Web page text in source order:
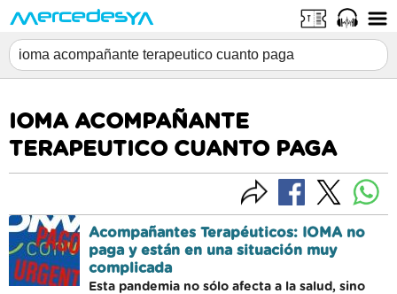
IOMA ACOMPAÑANTE
TERAPEUTICO CUANTO PAGA
Acompañantes Terapéuticos: IOMA no
paga y están en una situación muy
complicada
Esta pandemia no sólo afecta a la salud, sino